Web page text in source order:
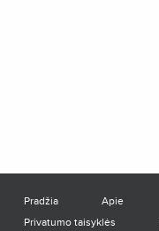
Pradžia Apie
Privatumo taisyklės